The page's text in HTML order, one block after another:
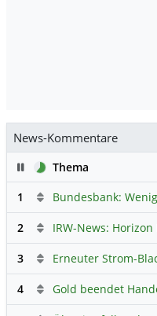
News-Kommentare
PauseThema
1
2
3
4